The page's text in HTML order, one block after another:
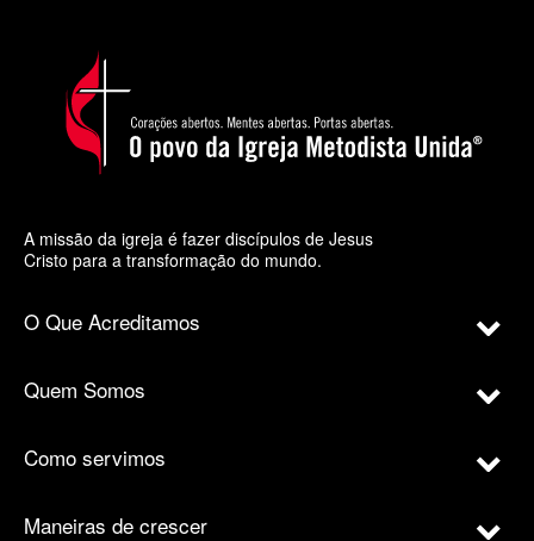
A missão da igreja é fazer discípulos de Jesus
Cristo para a transformação do mundo.
O Que Acreditamos
Quem Somos
Como servimos
Maneiras de crescer